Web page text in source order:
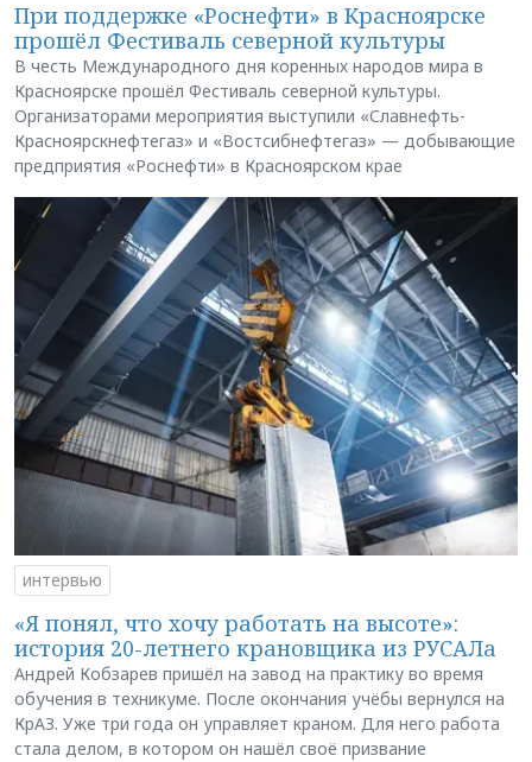
При поддержке «Роснефти» в Красноярске
прошёл Фестиваль северной культуры
В честь Международного дня коренных народов мира в
Красноярске прошёл Фестиваль северной культуры.
Организаторами мероприятия выступили «Славнефть-
Красноярскнефтегаз» и «Востсибнефтегаз» — добывающие
предприятия «Роснефти» в Красноярском крае
интервью
«Я понял, что хочу работать на высоте»:
история 20-летнего крановщика из РУСАЛа
Андрей Кобзарев пришёл на завод на практику во время
обучения в техникуме. После окончания учёбы вернулся на
КрАЗ. Уже три года он управляет краном. Для него работа
стала делом, в котором он нашёл своё призвание